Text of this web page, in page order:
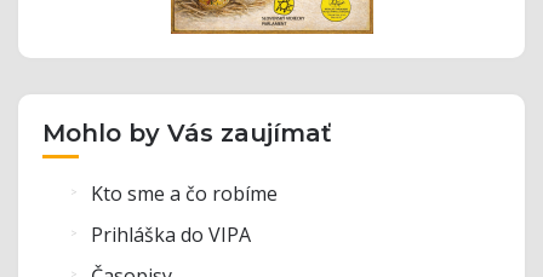
Mohlo by Vás zaujímať
Kto sme a čo robíme
Prihláška do VIPA